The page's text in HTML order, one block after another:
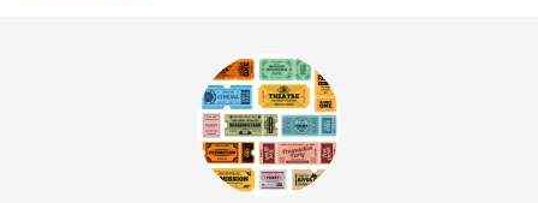
Для удобства пользования в автобусе имеется туалет
Билет действителен в течение 24 часов в день